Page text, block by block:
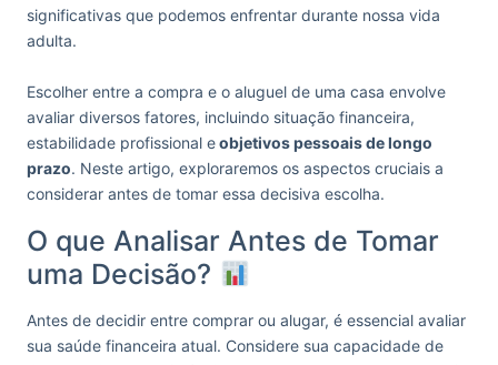
significativas que podemos enfrentar durante nossa vida
adulta.
Escolher entre a compra e o aluguel de uma casa envolve
avaliar diversos fatores, incluindo situação financeira,
estabilidade profissional eobjetivos pessoais de longo
prazo. Neste artigo, exploraremos os aspectos cruciais a
considerar antes de tomar essa decisiva escolha.
O que Analisar Antes de Tomar
uma Decisão?
Antes de decidir entre comprar ou alugar, é essencial avaliar
sua saúde financeira atual. Considere sua capacidade de